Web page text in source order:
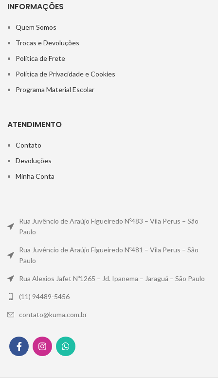
INFORMAÇÕES
Quem Somos
Trocas e Devoluções
Política de Frete
Política de Privacidade e Cookies
Programa Material Escolar
ATENDIMENTO
Contato
Devoluções
Minha Conta
Rua Juvêncio de Araújo Figueiredo Nº483 – Vila Perus – São
Paulo
Rua Juvêncio de Araújo Figueiredo Nº481 – Vila Perus – São
Paulo
Rua Alexios Jafet Nº1265 – Jd. Ipanema – Jaraguá – São Paulo
(11) 94489-5456
contato@kuma.com.br